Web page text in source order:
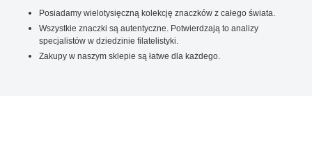
Posiadamy wielotysięczną kolekcję znaczków z całego świata.
Wszystkie znaczki są autentyczne. Potwierdzają to analizy
specjalistów w dziedzinie filatelistyki.
Zakupy w naszym sklepie są łatwe dla każdego.